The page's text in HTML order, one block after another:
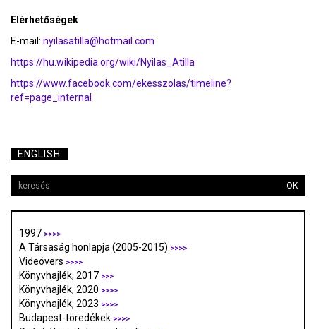
Elérhetőségek
E-mail: nyilasatilla@hotmail.com
https://hu.wikipedia.org/wiki/Nyilas_Atilla
https://www.facebook.com/ekesszolas/timeline?
ref=page_internal
ENGLISH
OK
1997 >>>>
A Társaság honlapja (2005-2015) >>>>
Videóvers >>>>
Könyvhajlék, 2017 >>>
Könyvhajlék, 2020 >>>>
Könyvhajlék, 2023 >>>>
Budapest-töredékek >>>>